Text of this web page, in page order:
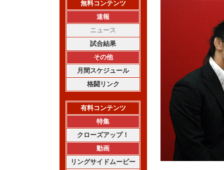
無料コンテンツ
速報
ニュース
試合結果
その他
月間スケジュール
格闘リンク
有料コンテンツ
特集
クローズアップ！
動画
リングサイドムービー